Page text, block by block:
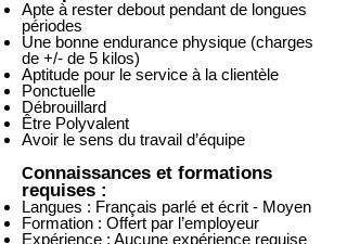
Apte à rester debout pendant de longues
périodes
Une bonne endurance physique (charges
de +/- de 5 kilos)
Aptitude pour le service à la clientèle
Ponctuelle
Débrouillard
Être Polyvalent
Avoir le sens du travail d’équipe
Connaissances et formations
requises :
Langues : Français parlé et écrit - Moyen
Formation : Offert par l’employeur
Expérience : Aucune expérience requise